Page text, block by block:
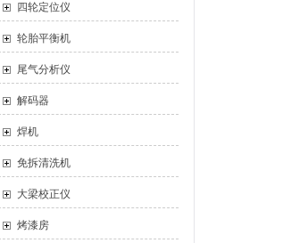
四轮定位仪
轮胎平衡机
尾气分析仪
解码器
焊机
免拆清洗机
大梁校正仪
烤漆房